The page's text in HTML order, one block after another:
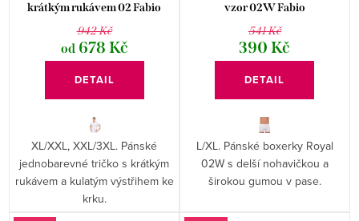
krátkým rukávem 02 Fabio
942 Kč
od678 Kč
DETAIL
XL/XXL, XXL/3XL. Pánské
jednobarevné tričko s krátkým
rukávem a kulatým výstřihem ke
krku.
vzor 02W Fabio
541 Kč
390 Kč
DETAIL
L/XL. Pánské boxerky Royal
02W s delší nohavičkou a
širokou gumou v pase.